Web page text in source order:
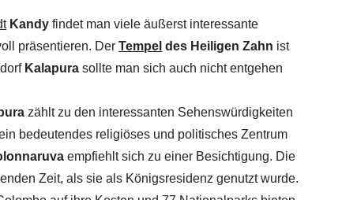
Kandyfindet man viele äußerst interessante
präsentieren. DerTempel des Heiligen Zahn ist
Kalapurasollte man sich auch nicht entgehen
zählt zu den interessanten Sehenswürdigkeiten
bedeutendes religiöses und politisches Zentrum
empfiehlt sich zu einer Besichtigung. Die
Zeit, als sie als Königsresidenz genutzt wurde.